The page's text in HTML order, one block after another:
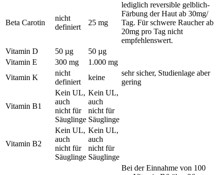
Beta Carotin
nicht
definiert
25 mg
lediglich reversible gelblich-
Färbung der Haut ab 30mg/
Tag. Für schwere Raucher ab
20mg pro Tag nicht
empfehlenswert.
Vitamin D
50 µg
50 µg
Vitamin E
300 mg
1.000 mg
Vitamin K
nicht
definiert
keine
sehr sicher, Studienlage aber
gering
Vitamin B1
Kein UL,
auch
nicht für
Säuglinge
Kein UL,
auch
nicht für
Säuglinge
Vitamin B2
Kein UL,
auch
nicht für
Säuglinge
Kein UL,
auch
nicht für
Säuglinge
Bei der Einnahme von 100